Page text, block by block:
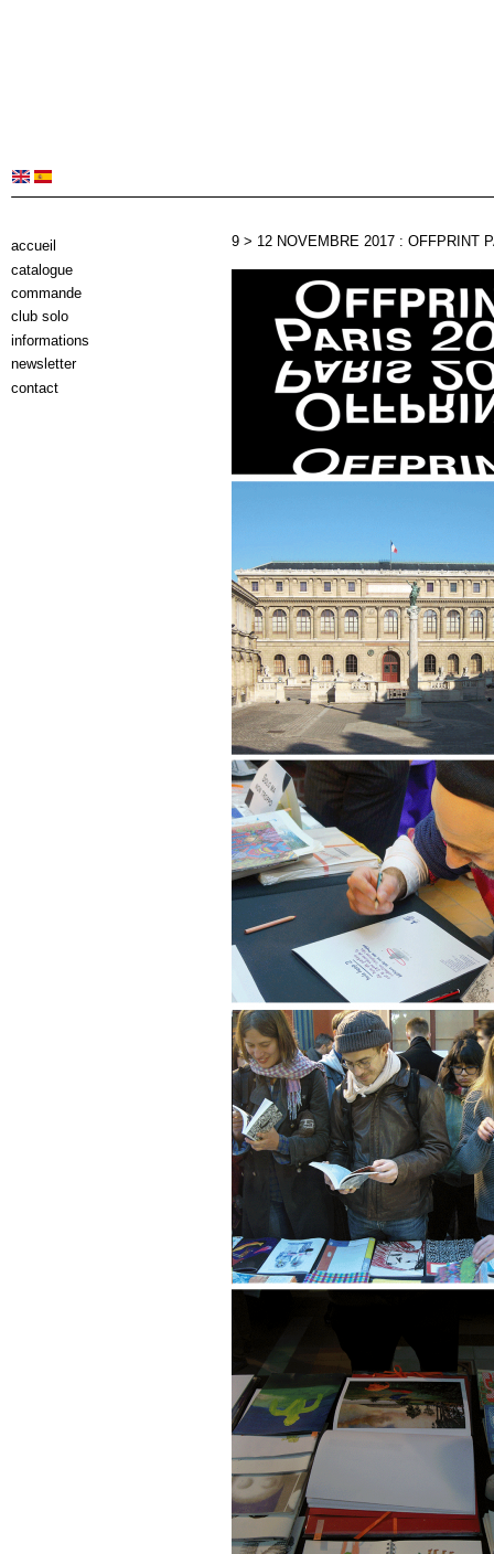
9 > 12 NOVEMBRE 2017 : OFFPRINT
accueil
catalogue
commande
club solo
informations
newsletter
contact